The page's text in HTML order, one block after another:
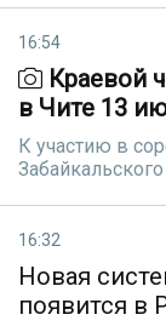
16:54
Краевой
в Чите 13
К участию в
16:32
Новая
появится в